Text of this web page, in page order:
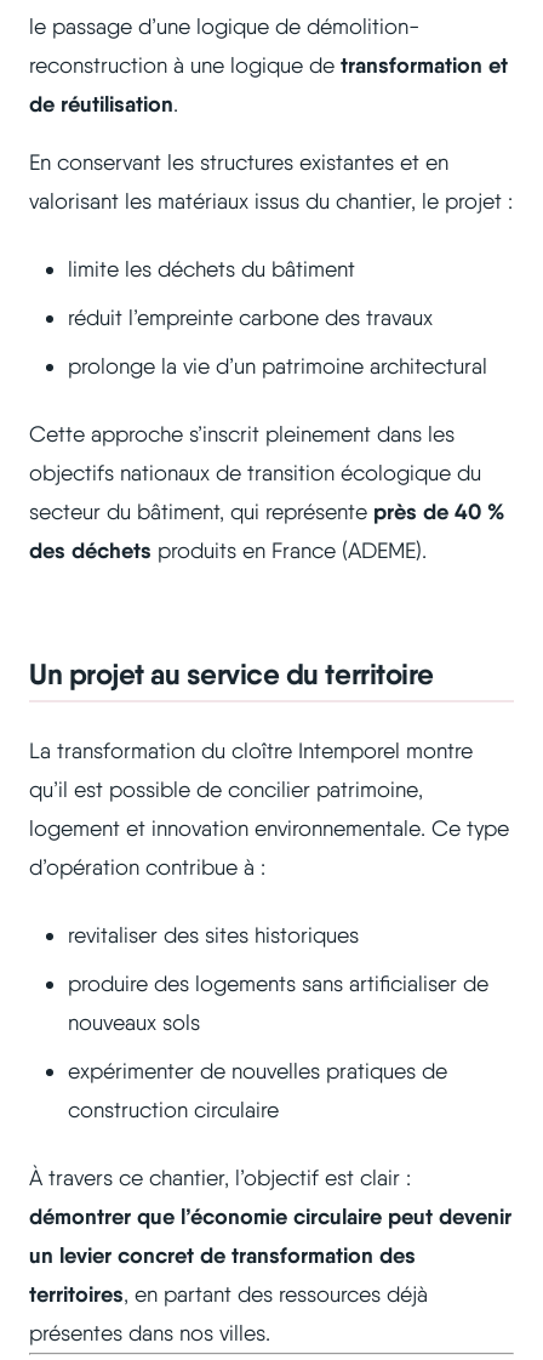
le passage d’une logique de démolition-
reconstruction à une logique de transformation et
de réutilisation.
En conservant les structures existantes et en
valorisant les matériaux issus du chantier, le projet :
limite les déchets du bâtiment
réduit l’empreinte carbone des travaux
prolonge la vie d’un patrimoine architectural
Cette approche s’inscrit pleinement dans les
objectifs nationaux de transition écologique du
secteur du bâtiment, qui représente près de 40 %
des déchets produits en France (ADEME).
Un projet au service du territoire
La transformation du cloître Intemporel montre
qu’il est possible de concilier patrimoine,
logement et innovation environnementale. Ce type
d’opération contribue à :
revitaliser des sites historiques
produire des logements sans artificialiser de
nouveaux sols
expérimenter de nouvelles pratiques de
construction circulaire
À travers ce chantier, l’objectif est clair :
démontrer que l’économie circulaire peut devenir
un levier concret de transformation des
territoires, en partant des ressources déjà
présentes dans nos villes.